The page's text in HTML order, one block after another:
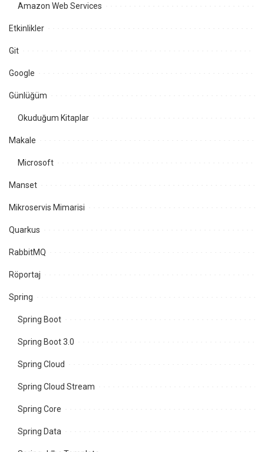
Amazon Web Services
Etkinlikler
Git
Google
Günlüğüm
Okuduğum Kitaplar
Makale
Microsoft
Manset
Mikroservis Mimarisi
Quarkus
RabbitMQ
Röportaj
Spring
Spring Boot
Spring Boot 3.0
Spring Cloud
Spring Cloud Stream
Spring Core
Spring Data